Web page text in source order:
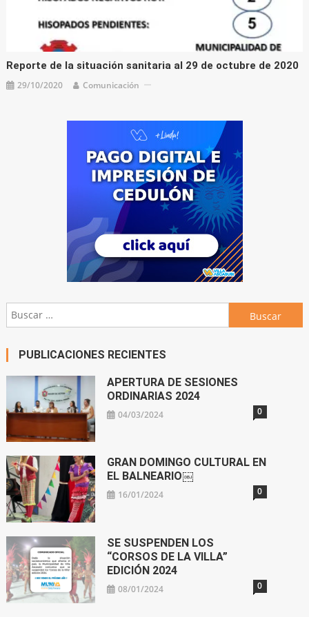
Reporte de la situación sanitaria al 29 de octubre de 2020
29/10/2020 Comunicación
Buscar:
PUBLICACIONES RECIENTES
APERTURA DE SESIONES
ORDINARIAS 2024
04/03/2024 0
GRAN DOMINGO CULTURAL EN
EL BALNEARIO￼
16/01/2024 0
SE SUSPENDEN LOS
“CORSOS DE LA VILLA”
EDICIÓN 2024
08/01/2024 0